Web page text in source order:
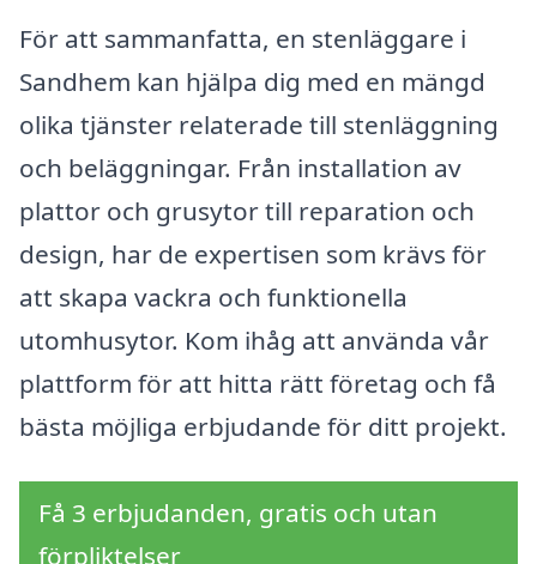
För att sammanfatta, en stenläggare i
Sandhem kan hjälpa dig med en mängd
olika tjänster relaterade till stenläggning
och beläggningar. Från installation av
plattor och grusytor till reparation och
design, har de expertisen som krävs för
att skapa vackra och funktionella
utomhusytor. Kom ihåg att använda vår
plattform för att hitta rätt företag och få
bästa möjliga erbjudande för ditt projekt.
Få 3 erbjudanden, gratis och utan
förpliktelser